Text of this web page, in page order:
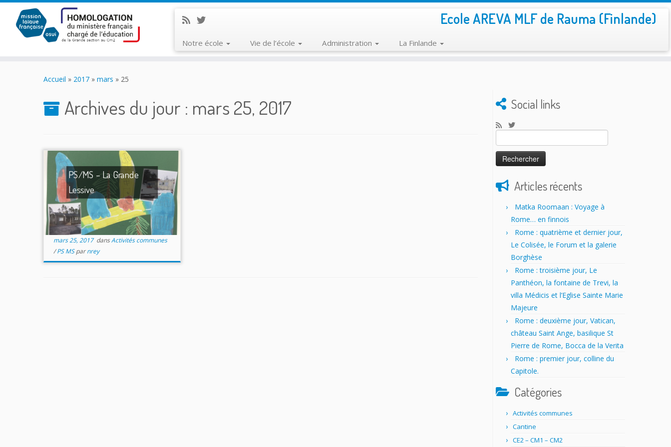
Ecole AREVA MLF de Rauma (Finlande)
Notre école Vie de l’école Administration La Finlande
Accueil » 2017 » mars » 25
Archives du jour : mars 25, 2017
PS/MS – La Grande
Lessive
mars 25, 2017dansActivités communes
/PS MSparnrey
Social links
Rechercher :
Articles récents
Matka Roomaan : Voyage à
Rome… en finnois
Rome : quatrième et dernier jour,
Le Colisée, le Forum et la galerie
Borghèse
Rome : troisième jour, Le
Panthéon, la fontaine de Trevi, la
villa Médicis et l’Eglise Sainte Marie
Majeure
Rome : deuxième jour, Vatican,
château Saint Ange, basilique St
Pierre de Rome, Bocca de la Verita
Rome : premier jour, colline du
Capitole.
Catégories
Activités communes
Cantine
CE2 – CM1 – CM2